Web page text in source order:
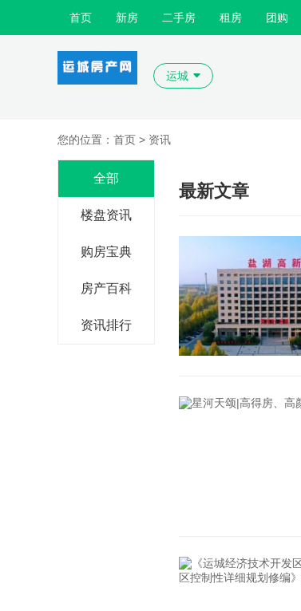
首页 新房 二手房 租房 团购
运城
您的位置：首页 > 资讯
全部
楼盘资讯
购房宝典
房产百科
资讯排行
最新文章